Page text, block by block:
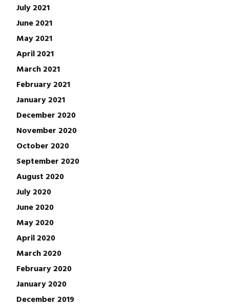
July 2021
June 2021
May 2021
April 2021
March 2021
February 2021
January 2021
December 2020
November 2020
October 2020
September 2020
August 2020
July 2020
June 2020
May 2020
April 2020
March 2020
February 2020
January 2020
December 2019